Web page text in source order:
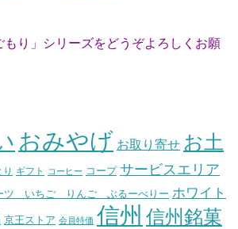
り」シリーズをどうぞよろしくお願
おみやげ お取り寄せ お土
り ギフト コーヒー コープ サービスエリア
ツ いちご りんご ぶるーべりー ホワイト
京王ストア 会員特価 信州 信州銘菓